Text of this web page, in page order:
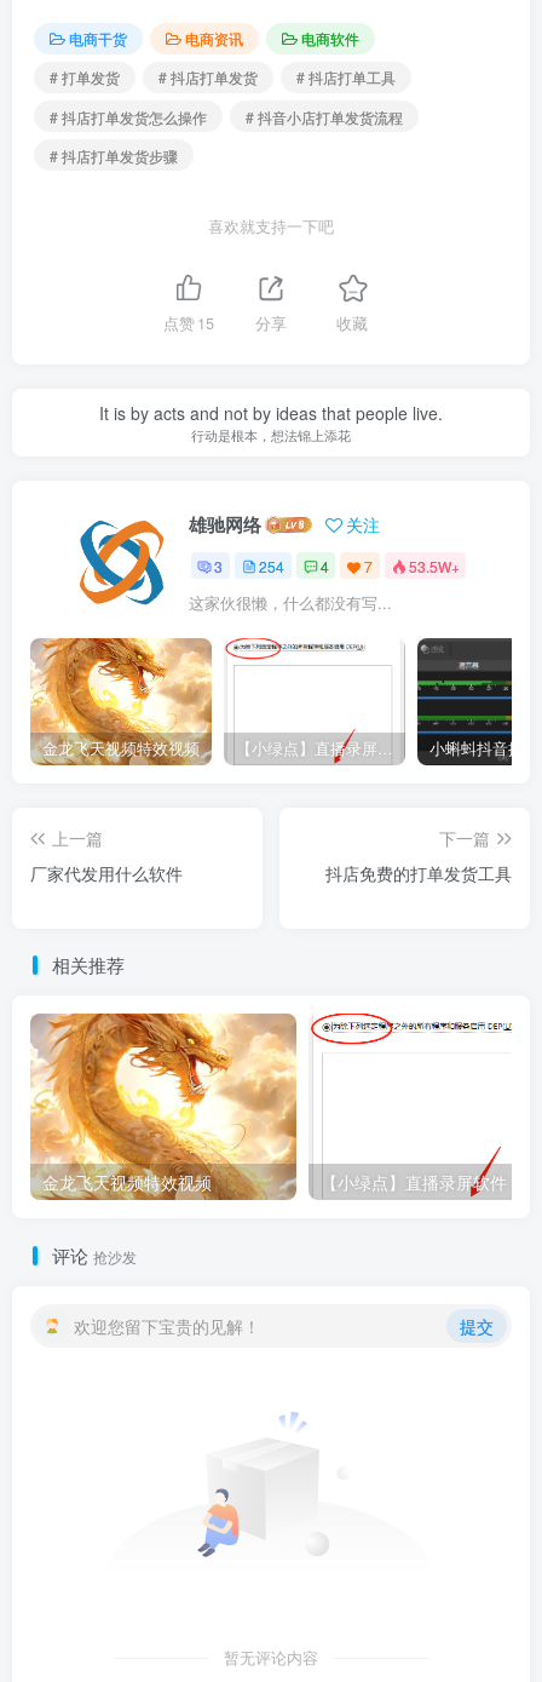
电商干货 电商资讯
电商软件
# 打单发货
# 抖店打单发货
# 抖店打单工具
# 抖店打单发货怎么操作
# 抖音小店打单发货流程
# 抖店打单发货步骤
喜欢就支持一下吧
点赞15 分享 收藏
It is by acts and not by ideas that people live.
行动是根本，想法锦上添花
雄驰网络 关注
3 254 4 7 53.5W+
这家伙很懒，什么都没有写...
金龙飞天视频特效视频 【小绿点】直播录屏软件 支持抖音快手直播屏幕高清录制
上一篇
厂家代发用什么软件
下一篇
抖店免费的打单发货工具
相关推荐
金龙飞天视频特效视频
评论 抢沙发
欢迎您留下宝贵的见解！ 提交
暂无评论内容